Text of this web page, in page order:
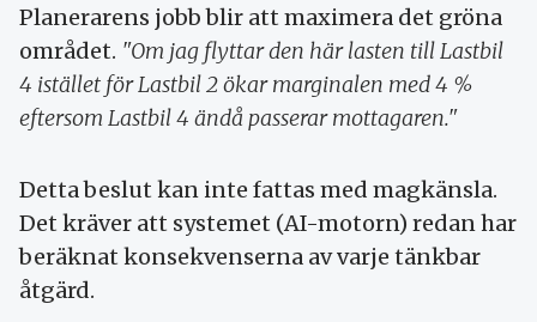
Planerarens jobb blir att maximera det gröna
området. "Om jag flyttar den här lasten till Lastbil
4 istället för Lastbil 2 ökar marginalen med 4 %
eftersom Lastbil 4 ändå passerar mottagaren."
Detta beslut kan inte fattas med magkänsla.
Det kräver att systemet (AI-motorn) redan har
beräknat konsekvenserna av varje tänkbar
åtgärd.